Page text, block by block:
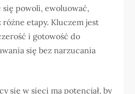
powoli, ewoluować,
etapy. Kluczem jest
i gotowość do
się bez narzucania
się w sieci ma potencjał, by